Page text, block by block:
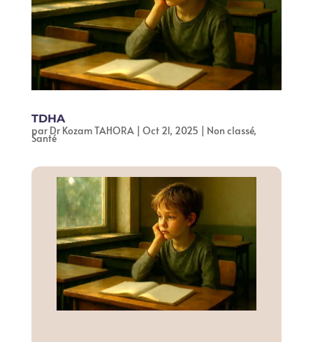
TDHA
par Dr Kozam TAHORA| Oct 21, 2025 Non classé,
Santé